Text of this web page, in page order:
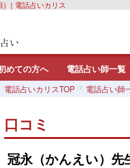
) ｜電話占いカリス
めての方へ 電話占い師一覧
電話占いカリスTOP 電話占い師
口コミ
冠永（かんえい）先